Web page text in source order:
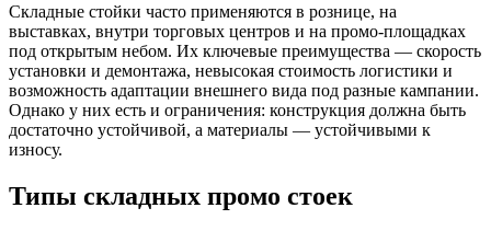
Складные стойки часто применяются в рознице, на
выставках, внутри торговых центров и на промо-площадках
под открытым небом. Их ключевые преимущества — скорость
установки и демонтажа, невысокая стоимость логистики и
возможность адаптации внешнего вида под разные кампании.
Однако у них есть и ограничения: конструкция должна быть
достаточно устойчивой, а материалы — устойчивыми к
износу.
Типы складных промо стоек